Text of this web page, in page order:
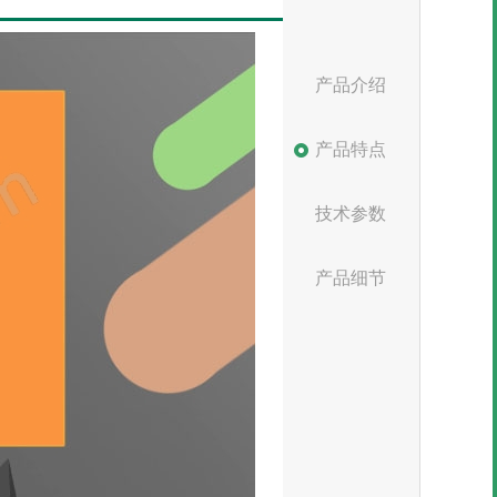
产品介绍
产品特点
技术参数
产品细节